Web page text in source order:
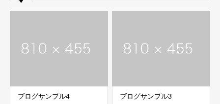
ブログサンプル4 ブログサンプル3